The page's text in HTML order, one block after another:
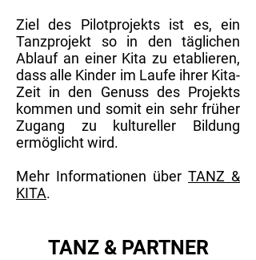
Ziel des Pilotprojekts ist es, ein
Tanzprojekt so in den täglichen
Ablauf an einer Kita zu etablieren,
dass alle Kinder im Laufe ihrer Kita-
Zeit in den Genuss des Projekts
kommen und somit ein sehr früher
Zugang zu kultureller Bildung
ermöglicht wird.
Mehr Informationen über TANZ &
KITA.
TANZ & PARTNER